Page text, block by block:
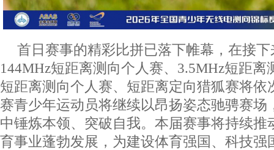
首日赛事的精彩比拼已落下帷幕，在接
144MHz短距离测向个人赛、3.5MHz短距离
短距离测向个人赛、短距离定向猎狐赛将依
赛青少年运动员将继续以昂扬姿态驰骋赛场
中锤炼本领、突破自我。本届赛事将持续推
育事业蓬勃发展，为建设体育强国、科技强